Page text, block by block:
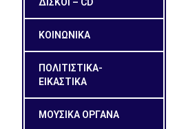
ΔΙΣΚΟΙ – CD
ΚΟΙΝΩΝΙΚΑ
ΠΟΛΙΤΙΣΤΙΚΑ-
ΕΙΚΑΣΤΙΚΑ
ΜΟΥΣΙΚΑ ΟΡΓΑΝΑ